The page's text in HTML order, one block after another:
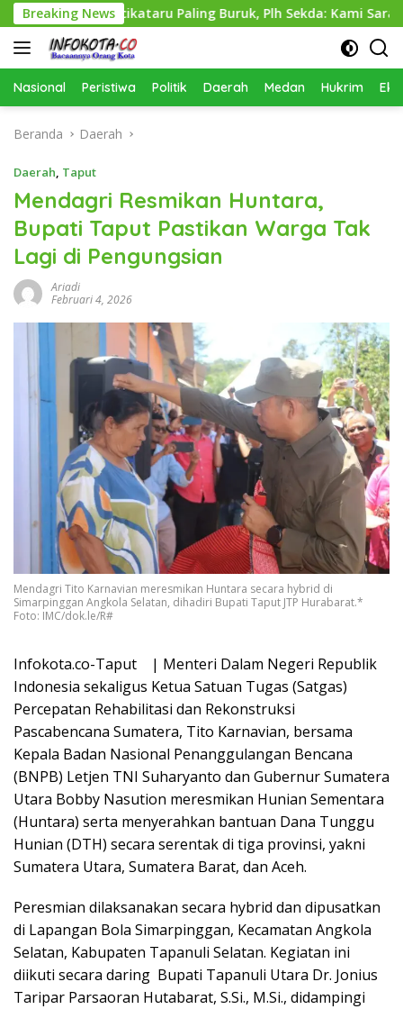
Langsung
ke
konten
Breaking NewsPaling Buruk, Plh Sekda: Kami Sarankan
Nasional Peristiwa Politik Daerah Medan Hukrim
Beranda Daerah
Daerah, Taput
Mendagri Resmikan Huntara,
Bupati Taput Pastikan Warga Tak
Lagi di Pengungsian
Ariadi
Februari 4, 2026
Mendagri Tito Karnavian meresmikan Huntara secara hybrid di
Simarpinggan Angkola Selatan, dihadiri Bupati Taput JTP Hurabarat.*
Foto: IMC/dok.le/R#
Infokota.co-Taput | ‎Menteri Dalam Negeri Republik
Indonesia sekaligus Ketua Satuan Tugas (Satgas)
Percepatan Rehabilitasi dan Rekonstruksi
Pascabencana Sumatera, Tito Karnavian, bersama
Kepala Badan Nasional Penanggulangan Bencana
(BNPB) Letjen TNI Suharyanto dan Gubernur Sumatera
Utara Bobby Nasution meresmikan Hunian Sementara
(Huntara) serta menyerahkan bantuan Dana Tunggu
Hunian (DTH) secara serentak di tiga provinsi, yakni
Sumatera Utara, Sumatera Barat, dan Aceh.
Peresmian dilaksanakan secara hybrid dan dipusatkan
di Lapangan Bola Simarpinggan, Kecamatan Angkola
Selatan, Kabupaten Tapanuli Selatan. Kegiatan ini
diikuti secara daring Bupati Tapanuli Utara Dr. Jonius
Taripar Parsaoran Hutabarat, S.Si., M.Si., didampingi